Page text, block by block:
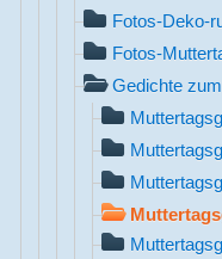
Fotos-Deko-
Fotos-
Gedichte